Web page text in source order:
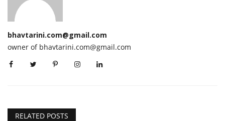
bhavtarini.com@gmail.com
owner of bhavtarini.com@gmail.com
RELATED POSTS